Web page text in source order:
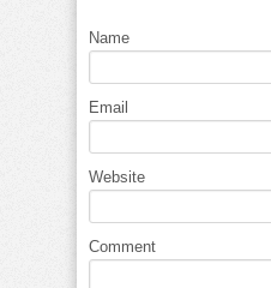
Name
Email
Website
Comment